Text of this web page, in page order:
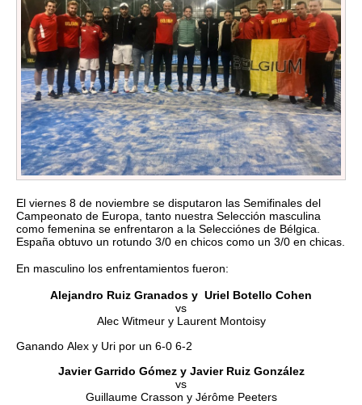
El viernes 8 de noviembre se disputaron las Semifinales del
Campeonato de Europa, tanto nuestra Selección masculina
como femenina se enfrentaron a la Selecciónes de Bélgica.
España obtuvo un rotundo 3/0 en chicos como un 3/0 en chicas.
En masculino los enfrentamientos fueron:
Alejandro Ruiz Granados y Uriel Botello Cohen
vs
Alec Witmeur y Laurent Montoisy
Ganando Alex y Uri por un 6-0 6-2
Javier Garrido Gómez y Javier Ruiz González
vs
Guillaume Crasson y Jérôme Peeters